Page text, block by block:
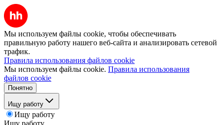
Мы используем файлы cookie, чтобы обеспечивать
правильную работу нашего веб-сайта и анализировать сетевой
трафик.
Правила использования файлов cookie
Мы используем файлы cookie. Правила использования
файлов cookie
Понятно
Ищу работу
Ищу работу
Ищу работу